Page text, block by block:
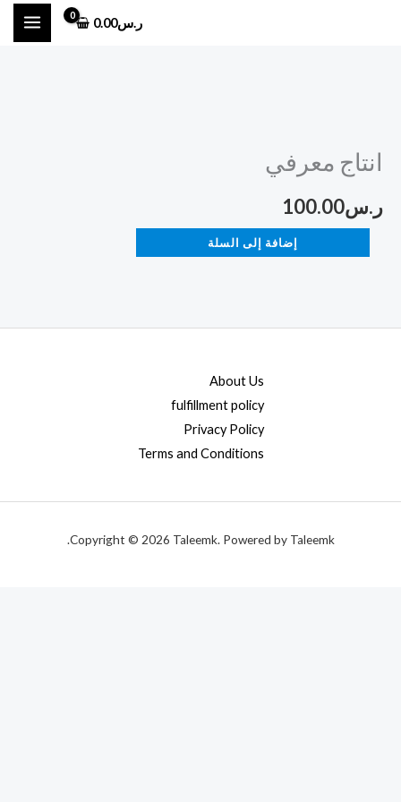
ر.س0.00
انتاج معرفي
ر.س100.00
معرفي
إضافة إلى السلة
About Us
fulfillment policy
Privacy Policy
Terms and Conditions
Copyright © 2026 Taleemk. Powered by Taleemk.